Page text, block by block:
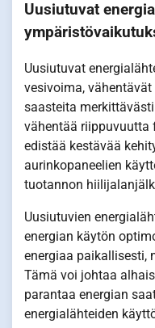
Uusiutuvat
Uusiutuvat
vesivoima,
saasteita
vähentää
edistää kestävää
aurinkopaneelien
tuotannon
Uusiutuvien
energian käytön
energiaa paikallisesti,
Tämä voi johtaa
parantaa energian
energialähteiden